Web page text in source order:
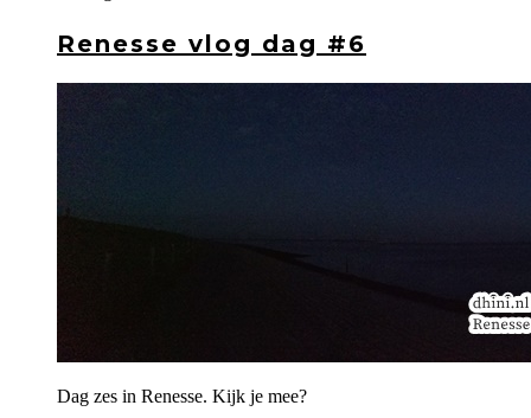
Renesse vlog dag #6
Dag zes in Renesse. Kijk je mee?